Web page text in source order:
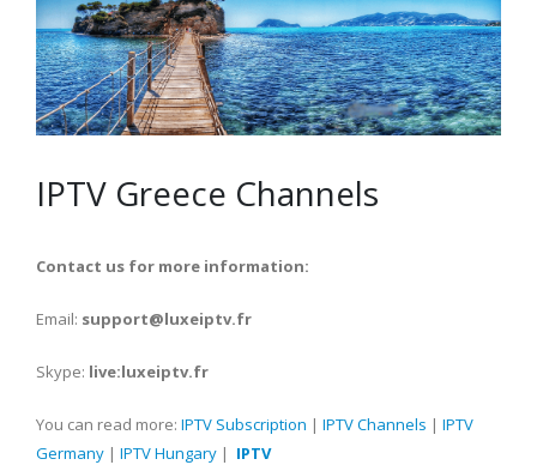
IPTV Greece Channels
Contact us for more information:
Email: support@luxeiptv.fr
Skype: live:luxeiptv.fr
You can read more: IPTV Subscription | IPTV Channels | IPTV
Germany | IPTV Hungary | IPTV